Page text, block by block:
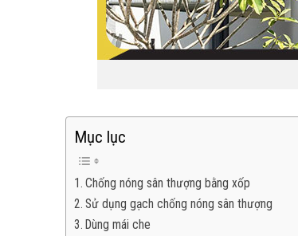
Mục lục
Chống nóng sân thượng bằng xốp
Sử dụng gạch chống nóng sân thượng
Dùng mái che